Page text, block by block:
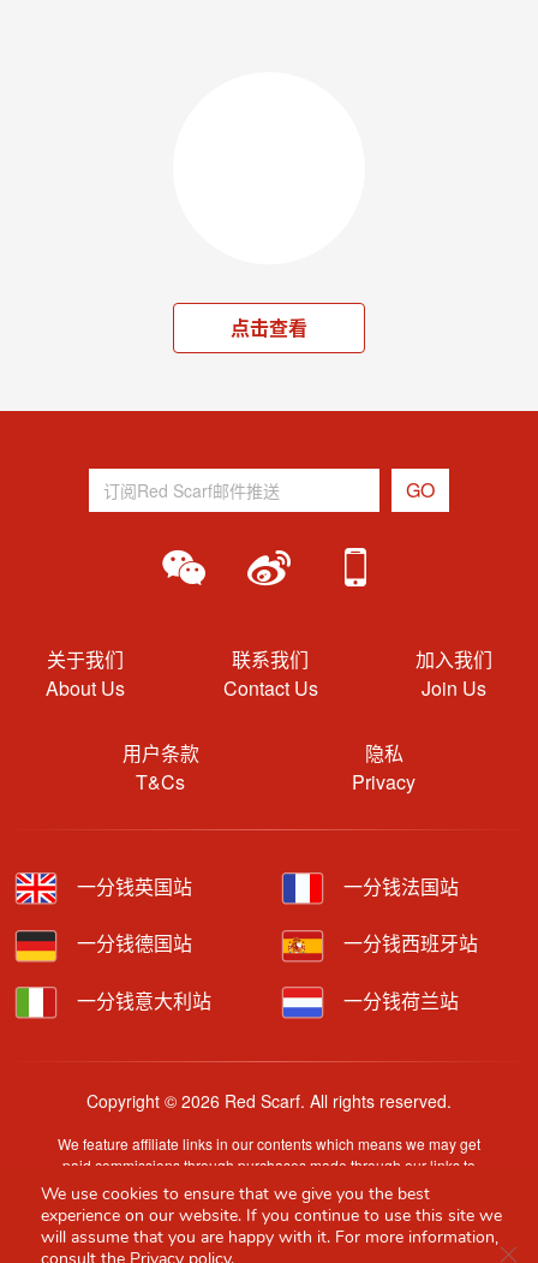
点击查看
关于我们
About Us
联系我们
Contact Us
加入我们
Join Us
用户条款
T&Cs
隐私
Privacy
一分钱英国站 一分钱法国站
一分钱德国站 一分钱西班牙站
一分钱意大利站 一分钱荷兰站
Copyright © 2026 Red Scarf. All rights reserved.
We feature affiliate links in our contents which means we may get
paid commissions through purchases made through our links to
retailer sites.
Content is provided by users, brands or merchants. Some
information may have been generated by AI and is provided for
guidance only. Accuracy and availability may change without prior
We use cookies to ensure that we give you the best
experience on our website. If you continue to use this site we
will assume that you are happy with it. For more information,